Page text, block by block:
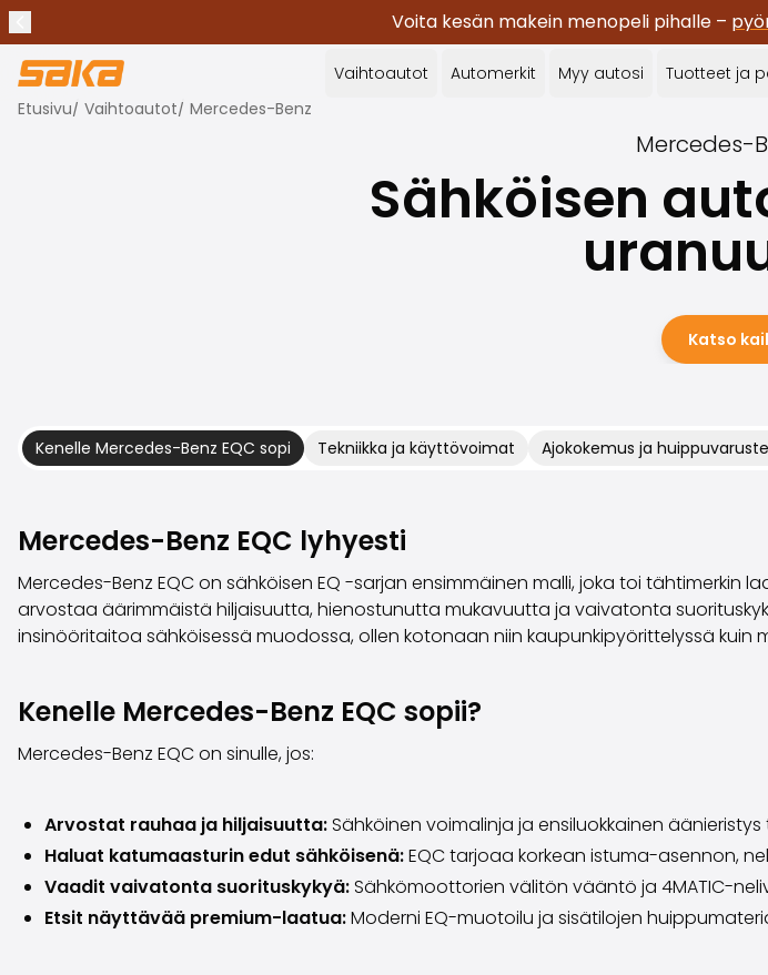
Voita kesän makein menopeli pihalle –
Lopeta ilmoitukset
✕
Vaihtoautot Automerkit Myy autosi Tuotteet ja
Etusivu/ Vaihtoautot/ Mercedes-Benz
Mercedes-
Sähköisen
Katso
Kenelle Mercedes-Benz EQC sopi Tekniikka ja käyttövoimat Ajokokemus ja
Mercedes-Benz EQC lyhyesti
Mercedes-Benz EQC on sähköisen EQ -sarjan ensimmäinen malli, joka toi
arvostaa äärimmäistä hiljaisuutta, hienostunutta mukavuutta ja vaivatonta
insinööritaitoa sähköisessä muodossa, ollen kotonaan niin kaupunkipyörittelyssä kuin
Kenelle Mercedes-Benz EQC sopii?
Mercedes-Benz EQC on sinulle, jos:
Arvostat rauhaa ja hiljaisuutta:Sähköinen voimalinja ja ensiluokkainen
Haluat katumaasturin edut sähköisenä:EQC tarjoaa korkean istuma-asennon,
Vaadit vaivatonta suorituskykyä:Sähkömoottorien välitön vääntö ja 4MATIC-
Etsit näyttävää premium-laatua:Moderni EQ-muotoilu ja sisätilojen